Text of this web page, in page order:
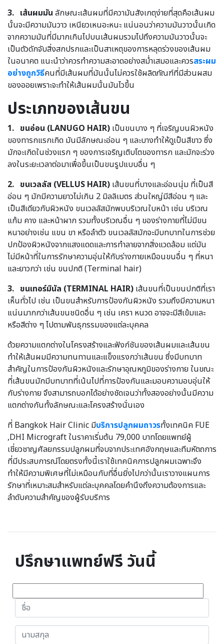
3. เส้นผมมัน ลักษณะเส้นผมที่มีความันสังเกตุง่ายที่สุดคือเส้นผม
นั้นจะมีความมันวาว เหนียวเหนอะหนะ แน่นอนว่าความมันวาวนั้นเกิด
จากความมันที่มีมากเกินไปบนเส้นผมรวมไปถึงความมันวาวนั้นจะ
เป็นตัวดักจับสิ่งสกปรกและเป็นสาเหตุของการหลุดร่วงของเส้นผม
ในอนาคต แนะนำว่าควรทำความสะอาดอย่างสม่ำเสมอและควรสระผม
อย่างถูกวิธีคนที่มีเส้นผมที่มันนั้นไม่ควรใช้ผลิตภัณฑ์ที่มีส่วนผสม
ของออยเพราะจะทำให้เส้นผมนั้นมันไวขึ้น
ประเภทของเส้นขน
1. ขนอ่อน (LANUGO HAIR) เป็นขนบาง ๆ ที่เจริญบนผิวหนัง
ของทารกแรกเกิด มันมีลักษณะอ่อน ๆ และบางทำให้ดูเป็นสีขาว ซึ่ง
มักจะเกิดในช่วงแรก ๆ ของการเจริญเติบโตของทารก และมักจะร่วง
ลงในระยะเวลาต่อมาเพื่อขึ้นเป็นขนรูปแบบอื่น ๆ
2. ขนเวลลัส (VELLUS HAIR) เส้นขนที่บางและอ่อนนุ่ม ที่เป็นสี
อ่อน ๆ มักมีความยาวไม่เกิน 2 มิลลิเมตร ส่วนใหญ่มีสีอ่อน ๆ และ
เป็นสีเดียวกับผิวหนัง ขนเวลลัสมักพบบริเวณใบหน้า เช่น บริเวณ
แก้ม คาง และหน้าผาก รวมทั้งบริเวณอื่น ๆ ของร่างกายที่ไม่มีขน
หนาอย่างเช่น แขน ขา หรือลำตัว ขนเวลลัสมักจะมีบทบาทในการช่วย
ปกป้องผิวหนังจากแสงแดดและการทำลายจากสิ่งแวดล้อม แต่มัน
ไม่มีหน้าที่ในการรักษาความอุ่นให้กับร่างกายเหมือนขนอื่น ๆ ที่หนา
และยาวกว่า เช่น ขนปกติ (Terminal hair)
3. ขนเทอร์มินัล (TERMINAL HAIR) เส้นขนที่เป็นขนปกติที่เรา
เห็นทั่วไป เช่น เป็นขนสำหรับการป้องกันผิวหนัง รวมถึงมีความหนา
แน่นมากกว่าเส้นขนชนิดอื่น ๆ เช่น เครา หนวด อาจจะมีสีเข้มและ
หรือสีต่าง ๆ ไปตามพันธุกรรมของแต่ละบุคคล
ด้วยความแตกต่างในโครงสร้างและฟังก์ชันของเส้นผมและเส้นขน
ทำให้เส้นผมมีความทนทานและแข็งแรงกว่าเส้นขน ซึ่งมีบทบาท
สำคัญในการป้องกันผิวหนังและรักษาอุณหภูมิของร่างกาย ในขณะ
ที่เส้นขนมักมีบทบาทที่เน้นไปที่การป้องกันและมอบความอบอุ่นให้
กับร่างกาย จึงสามารถบอกได้อย่างชัดเจนว่าทั้งสองอย่างนั้นมีความ
แตกต่างกันทั้งลักษณะและโครงสร้างนั่นเอง
ที่ Bangkok Hair Clinic มีบริการปลูกผมถาวรทั้งเทคนิค FUE
,DHI Micrograft ในราคาเริ่มต้น 79,000 บาทโดยแพทย์ผู้
เชี่ยวชาญศัลยกรรมปลูกผมที่จบจากประเทศอังกฤษและทีมหัตถการ
ที่มีประสบการณ์โดยตรงทั้งนี้เราใช้เทคนิคการปลูกผมเฉพาะจึง
ทำให้มีความพิเศษที่ไม่เหมือนกับที่อื่นยิ่งไปกว่านั้นเราวางแผนการ
รักษาที่เหมาะสมสำหรับแต่ละบุคคลโดยคำนึงถึงความต้องการและ
ลำดับความสำคัญของผู้รับบริการ
ปรึกษาแพทย์ฟรี วันนี้